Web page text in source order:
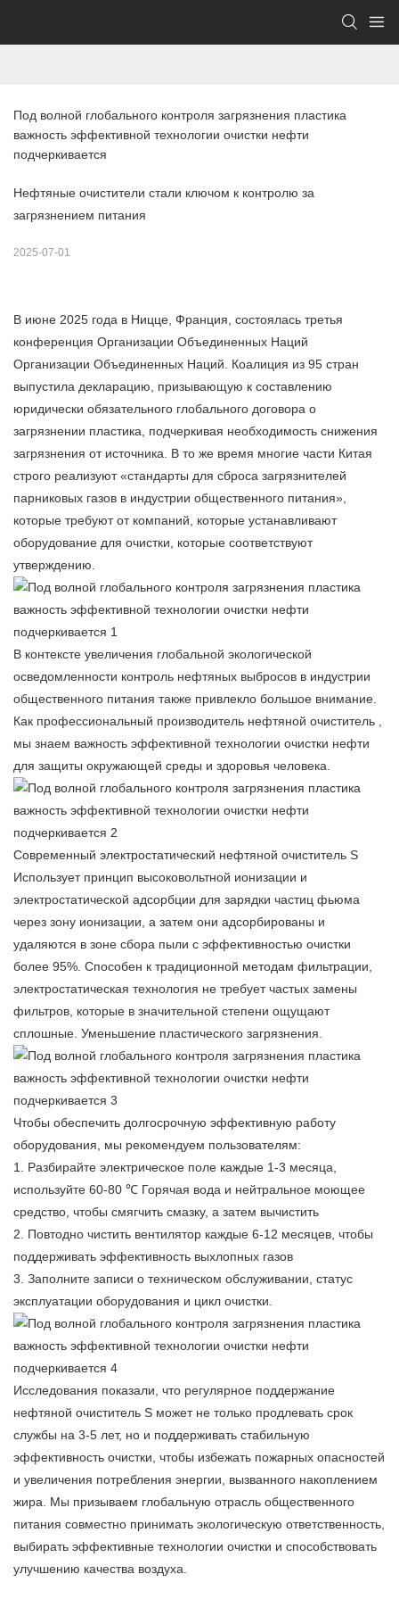
Под волной глобального контроля загрязнения пластика
важность эффективной технологии очистки нефти
подчеркивается
Нефтяные очистители стали ключом к контролю за
загрязнением питания
2025-07-01
В июне 2025 года в Ницце, Франция, состоялась третья
конференция Организации Объединенных Наций
Организации Объединенных Наций. Коалиция из 95 стран
выпустила декларацию, призывающую к составлению
юридически обязательного глобального договора о
загрязнении пластика, подчеркивая необходимость снижения
загрязнения от источника. В то же время многие части Китая
строго реализуют «стандарты для сброса загрязнителей
парниковых газов в индустрии общественного питания»,
которые требуют от компаний, которые устанавливают
оборудование для очистки, которые соответствуют
утверждению.
В контексте увеличения глобальной экологической
осведомленности контроль нефтяных выбросов в индустрии
общественного питания также привлекло большое внимание.
Как профессиональный производитель нефтяной очиститель ,
мы знаем важность эффективной технологии очистки нефти
для защиты окружающей среды и здоровья человека.
Современный электростатический нефтяной очиститель S
Использует принцип высоковольтной ионизации и
электростатической адсорбции для зарядки частиц фьюма
через зону ионизации, а затем они адсорбированы и
удаляются в зоне сбора пыли с эффективностью очистки
более 95%. Способен к традиционной методам фильтрации,
электростатическая технология не требует частых замены
фильтров, которые в значительной степени ощущают
сплошные. Уменьшение пластического загрязнения.
Чтобы обеспечить долгосрочную эффективную работу
оборудования, мы рекомендуем пользователям:
1. Разбирайте электрическое поле каждые 1-3 месяца,
используйте 60-80 ℃ Горячая вода и нейтральное моющее
средство, чтобы смягчить смазку, а затем вычистить
2. Повтодно чистить вентилятор каждые 6-12 месяцев, чтобы
поддерживать эффективность выхлопных газов
3. Заполните записи о техническом обслуживании, статус
эксплуатации оборудования и цикл очистки.
Исследования показали, что регулярное поддержание
нефтяной очиститель S может не только продлевать срок
службы на 3-5 лет, но и поддерживать стабильную
эффективность очистки, чтобы избежать пожарных опасностей
и увеличения потребления энергии, вызванного накоплением
жира. Мы призываем глобальную отрасль общественного
питания совместно принимать экологическую ответственность,
выбирать эффективные технологии очистки и способствовать
улучшению качества воздуха.